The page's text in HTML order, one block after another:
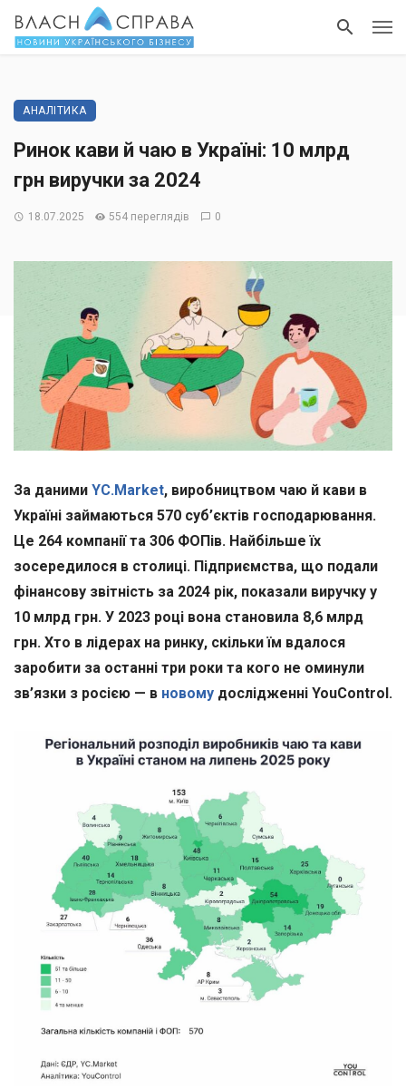
АНАЛІТИКА
Ринок кави й чаю в Україні: 10 млрд
грн виручки за 2024
18.07.2025 554 переглядів 0
За даними YC.Market, виробництвом чаю й кави в
Україні займаються 570 суб’єктів господарювання.
Це 264 компанії та 306 ФОПів. Найбільше їх
зосередилося в столиці. Підприємства, що подали
фінансову звітність за 2024 рік, показали виручку у
10 млрд грн. У 2023 році вона становила 8,6 млрд
грн. Хто в лідерах на ринку, скільки їм вдалося
заробити за останні три роки та кого не оминули
зв’язки з росією — в новому дослідженні YouControl.